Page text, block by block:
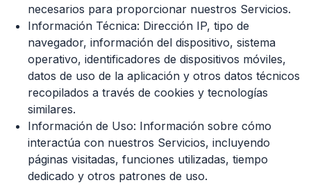
necesarios para proporcionar nuestros Servicios.
Información Técnica: Dirección IP, tipo de
navegador, información del dispositivo, sistema
operativo, identificadores de dispositivos móviles,
datos de uso de la aplicación y otros datos técnicos
recopilados a través de cookies y tecnologías
similares.
Información de Uso: Información sobre cómo
interactúa con nuestros Servicios, incluyendo
páginas visitadas, funciones utilizadas, tiempo
dedicado y otros patrones de uso.